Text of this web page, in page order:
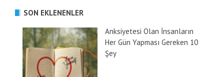
SON EKLENENLER
Anksiyetesi Olan İnsanların
Her Gün Yapması Gereken 10
Şey